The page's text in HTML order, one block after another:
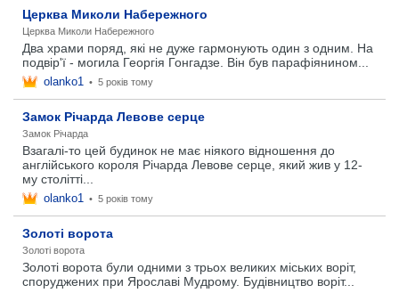
Церква Миколи Набережного
Церква Миколи Набережного
Два храми поряд, які не дуже гармонують один з одним. На
подвір'ї - могила Георгія Гонгадзе. Він був парафіянином...
olanko1 • 5 років тому
Замок Річарда Левове серце
Замок Річарда
Взагалі-то цей будинок не має ніякого відношення до
англійського короля Річарда Левове серце, який жив у 12-
му столітті...
olanko1 • 5 років тому
Золоті ворота
Золоті ворота
Золоті ворота були одними з трьох великих міських воріт,
споруджених при Ярославі Мудрому. Будівництво воріт...